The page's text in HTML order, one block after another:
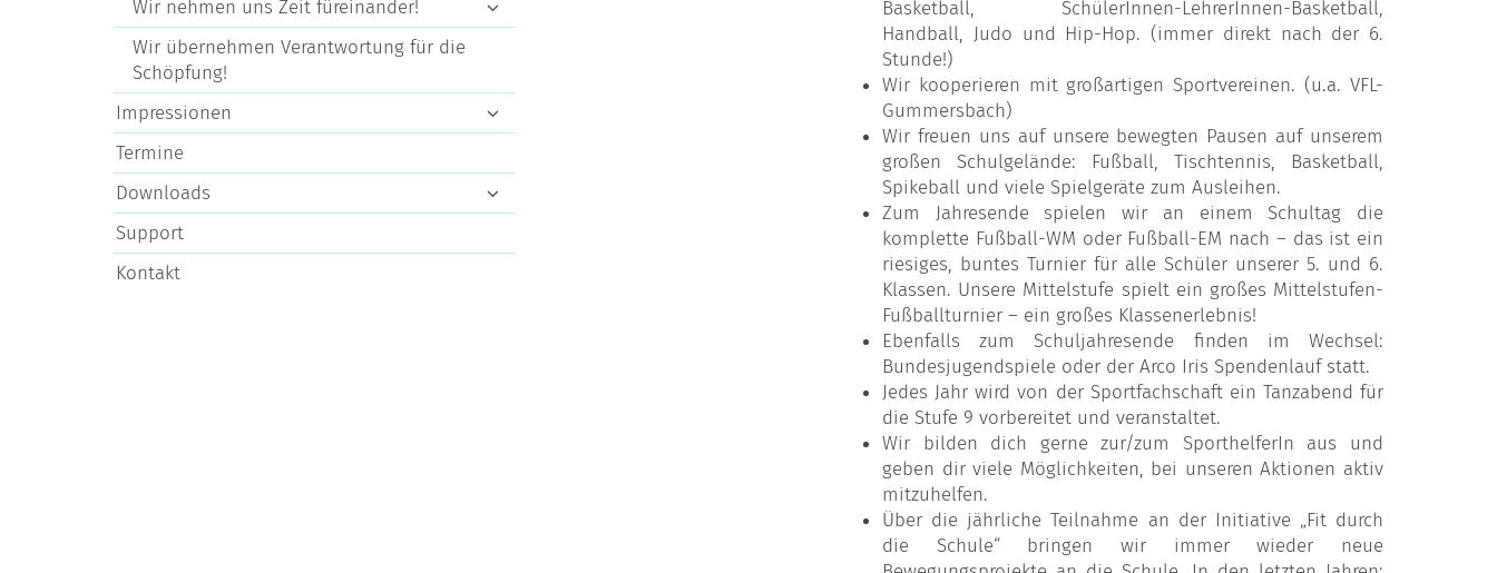
Basketball, SchülerInnen-LehrerInnen-Basketball,
Handball, Judo und Hip-Hop. (immer direkt nach der 6.
Stunde!)
Wir kooperieren mit großartigen Sportvereinen. (u.a. VFL-
Gummersbach)
Wir freuen uns auf unsere bewegten Pausen auf unserem
großen Schulgelände: Fußball, Tischtennis, Basketball,
Spikeball und viele Spielgeräte zum Ausleihen.
Zum Jahresende spielen wir an einem Schultag die
komplette Fußball-WM oder Fußball-EM nach – das ist ein
riesiges, buntes Turnier für alle Schüler unserer 5. und 6.
Klassen. Unsere Mittelstufe spielt ein großes Mittelstufen-
Fußballturnier – ein großes Klassenerlebnis!
Ebenfalls zum Schuljahresende finden im Wechsel:
Bundesjugendspiele oder der Arco Iris Spendenlauf statt.
Jedes Jahr wird von der Sportfachschaft ein Tanzabend für
die Stufe 9 vorbereitet und veranstaltet.
Wir bilden dich gerne zur/zum SporthelferIn aus und
geben dir viele Möglichkeiten, bei unseren Aktionen aktiv
mitzuhelfen.
Über die jährliche Teilnahme an der Initiative „Fit durch
die Schule“ bringen wir immer wieder neue
Wir nehmen uns Zeit füreinander!
Wir übernehmen Verantwortung für die
Schöpfung!
Impressionen
Termine
Downloads
Support
Kontakt